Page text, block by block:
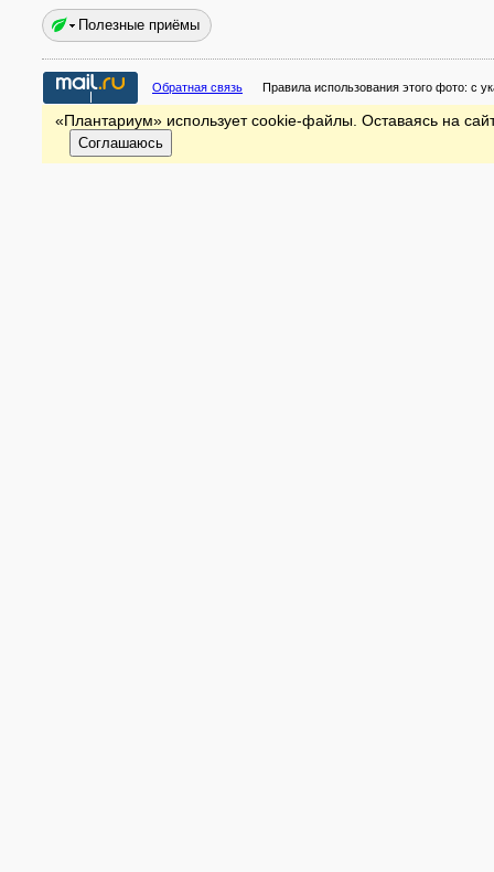
Полезные приёмы
Обратная связь Правила использования этого фото: с
«Плантариум» использует cookie-файлы. Оставаясь на
Соглашаюсь